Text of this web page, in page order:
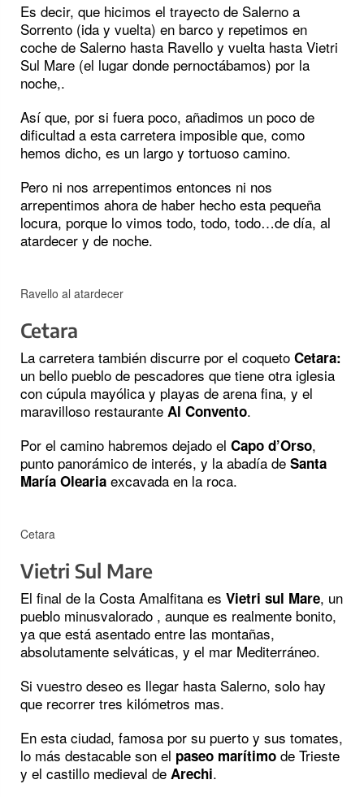
Es decir, que hicimos el trayecto de Salerno a
Sorrento (ida y vuelta) en barco y repetimos en
coche de Salerno hasta Ravello y vuelta hasta Vietri
Sul Mare (el lugar donde pernoctábamos) por la
noche,.
Así que, por si fuera poco, añadimos un poco de
dificultad a esta carretera imposible que, como
hemos dicho, es un largo y tortuoso camino.
Pero ni nos arrepentimos entonces ni nos
arrepentimos ahora de haber hecho esta pequeña
locura, porque lo vimos todo, todo, todo…de día, al
atardecer y de noche.
Ravello al atardecer
Cetara
La carretera también discurre por el coqueto Cetara:
un bello pueblo de pescadores que tiene otra iglesia
con cúpula mayólica y playas de arena fina, y el
maravilloso restaurante Al Convento.
Por el camino habremos dejado el Capo d’Orso,
punto panorámico de interés, y la abadía de Santa
María Olearia excavada en la roca.
Cetara
Vietri Sul Mare
El final de la Costa Amalfitana es Vietri sul Mare, un
pueblo minusvalorado , aunque es realmente bonito,
ya que está asentado entre las montañas,
absolutamente selváticas, y el mar Mediterráneo.
Si vuestro deseo es llegar hasta Salerno, solo hay
que recorrer tres kilómetros mas.
En esta ciudad, famosa por su puerto y sus tomates,
lo más destacable son el paseo marítimo de Trieste
y el castillo medieval de Arechi.